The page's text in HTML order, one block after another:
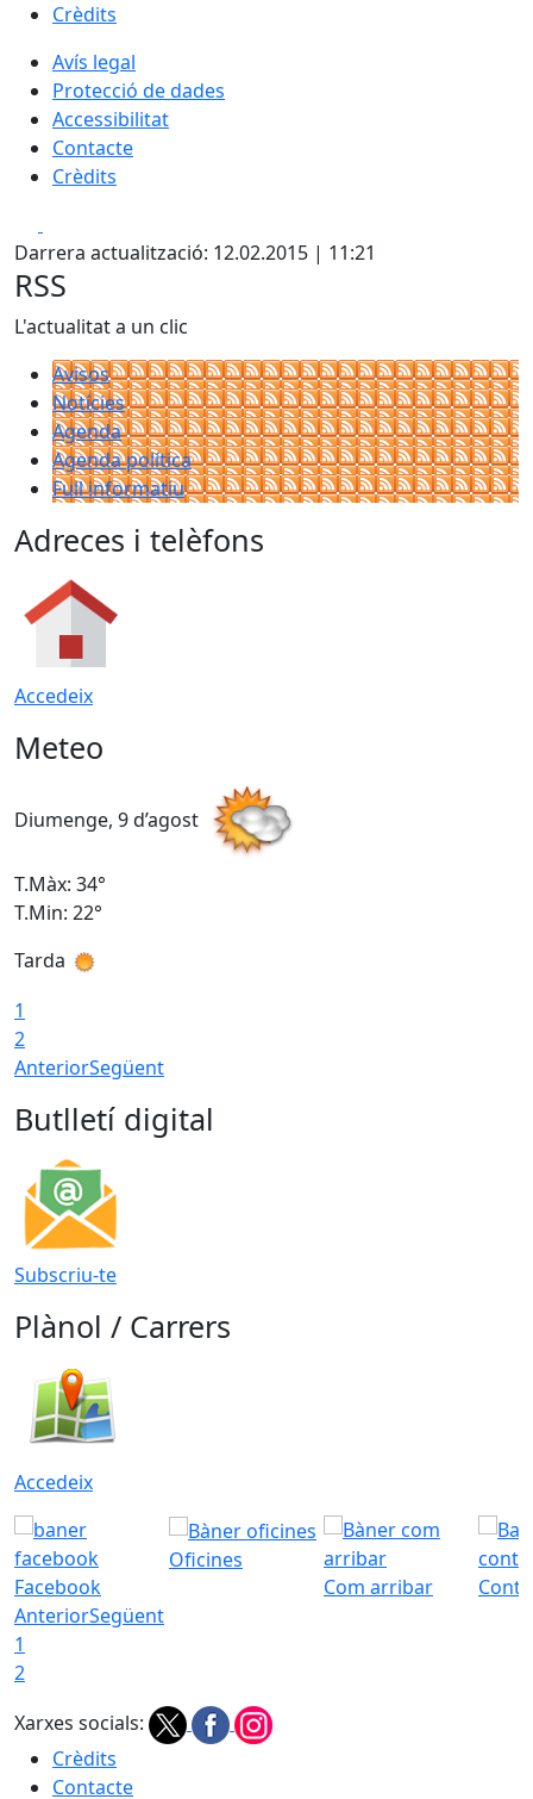
Crèdits
Avís legal
Protecció de dades
Accessibilitat
Contacte
Crèdits
Darrera actualització: 12.02.2015 | 11:21
RSS
L'actualitat a un clic
Avisos
Notícies
Agenda
Agenda política
Full informatiu
Adreces i telèfons
Accedeix
Meteo
Diumenge, 9 d’agost
T.Màx: 34°
T.Min: 22°
Tarda
1
2
AnteriorSegüent
Butlletí digital
Subscriu-te
Plànol / Carrers
Accedeix
Facebook
Oficines
Com arribar
AnteriorSegüent
1
2
Xarxes socials:
Crèdits
Contacte